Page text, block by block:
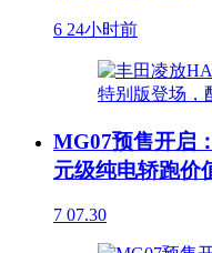
6 24小时前
MG07预售开启
元级纯电轿跑价
7 07.30